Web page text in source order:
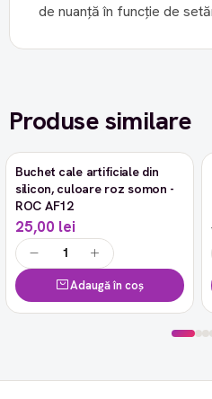
de nuanță în funcție de
Produse similare
Buchet cale artificiale din
silicon, culoare roz somon -
ROC AF12
25,00 lei
Adaugă în coș